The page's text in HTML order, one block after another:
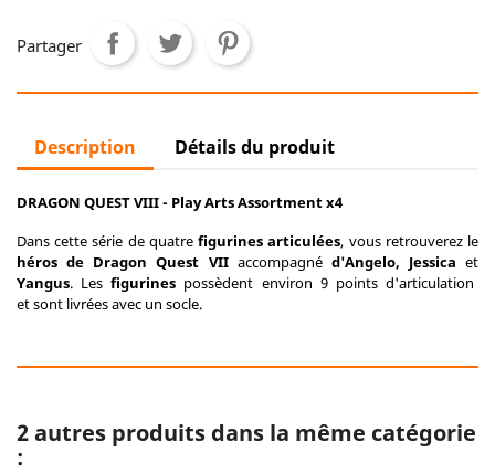
Partager
Description Détails du produit
DRAGON QUEST VIII - Play Arts Assortment x4
Dans cette série de quatrefigurines articulées, vous retrouverez le
héros de Dragon Quest VIIaccompagnéd'Angelo, Jessica et
Yangus. Lesfigurines possèdent environ 9 points d'articulation
et sont livrées avec un socle.
2 autres produits dans la même catégorie
: